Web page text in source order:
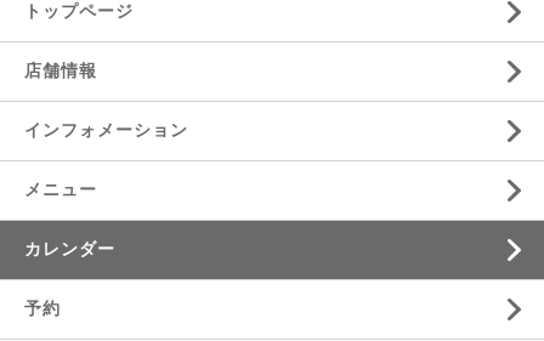
トップページ
店舗情報
インフォメーション
メニュー
カレンダー
予約